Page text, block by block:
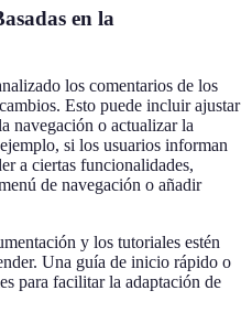
en la
los comentarios de los
Esto puede incluir ajustar
navegación o actualizar la
si los usuarios informan
a ciertas funcionalidades,
de navegación o añadir
y los tutoriales estén
Una guía de inicio rápido o
para facilitar la adaptación de